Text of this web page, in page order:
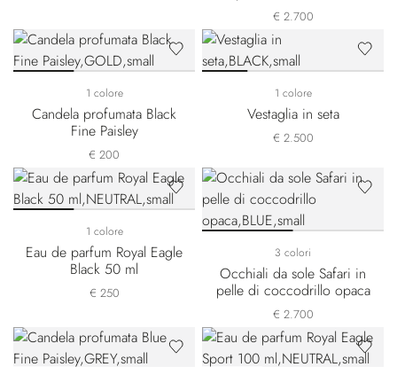
gommata
€ 2.700
1 colore
Candela profumata Black
Fine Paisley
€ 200
1 colore
Vestaglia in seta
€ 2.500
1 colore
Eau de parfum Royal Eagle
Black 50 ml
€ 250
3 colori
Occhiali da sole Safari in
pelle di coccodrillo opaca
€ 2.700